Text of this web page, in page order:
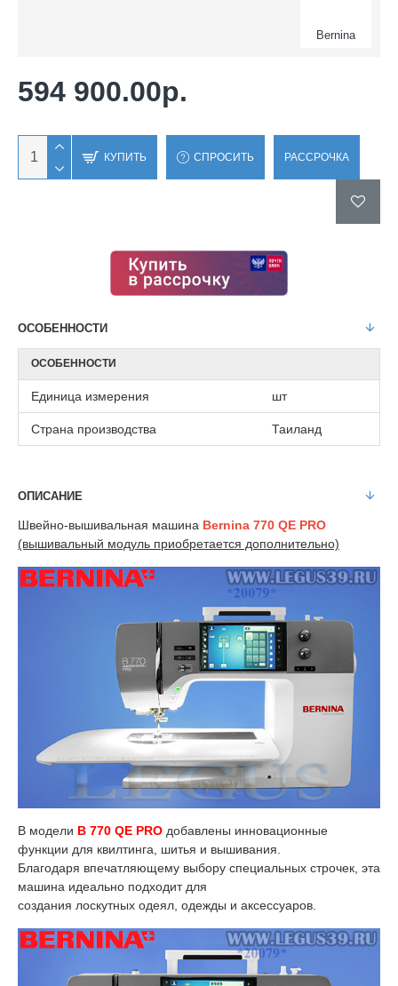
Bernina
594 900.00р.
КУПИТЬ СПРОСИТЬ РАССРОЧКА
ОСОБЕННОСТИ
ОСОБЕННОСТИ
Единица измерения шт
Страна производства Таиланд
ОПИСАНИЕ
Швейно-вышивальная машина Bernina 770 QE PRO
(вышивальный модуль приобретается дополнительно)
В модели B 770 QE PRO добавлены инновационные
функции для квилтинга, шитья и вышивания.
Благодаря впечатляющему выбору специальных строчек, эта
машина идеально подходит для
создания лоскутных одеял, одежды и аксессуаров.